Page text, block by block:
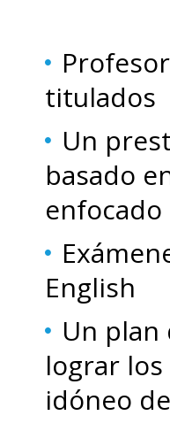
titulados
Un
basado
English
Un
lograr
idóneo